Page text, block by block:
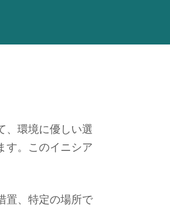
、環境に優しい選
す。このイニシア
置、特定の場所で